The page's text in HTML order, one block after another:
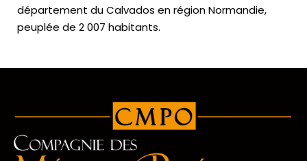
département du Calvados en région Normandie,
peuplée de 2 007 habitants.